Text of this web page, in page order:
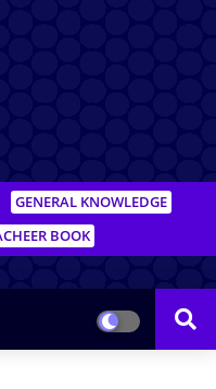
GENERAL KNOWLEDGE
BOOK